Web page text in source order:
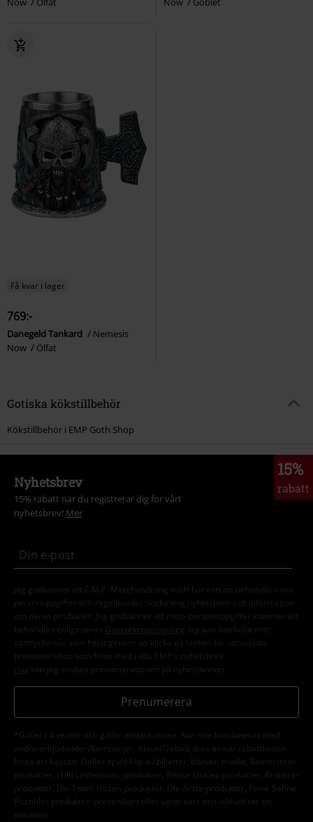
Få kvar i lager
769:-
Danegeld Tankard
Nemesis
Now
Ölfat
Gotiska kökstillbehör
Kökstillbehör i EMP Goth Shop
15%
rabatt
Nyhetsbrev
15% rabatt när du registrerar dig för vårt
nyhetsbrev! Mer
Jag godkänner att E.M.P. Merchandising mbH har rätt att behandla mina
personuppgifter och regelbundet skicka mig nyhetsbrev och information
om deras produkter. Jag godkänner att mina personuppgifter kommer att
behandlas enligt deras
Datasekretesspolicy
. Jag kan återkalla mitt
samtycke när som helst genom att klicka på länken för att avsluta
prenumeration som finns med i alla EMP:s nyhetsbrev.
Här kan jag avsluta prenumerationen på nyhetsbrevet.
Prenumerera
*Gäller i 4 veckor och gäller endast online. Kan inte kombineras med
andra erbjudanden/kampanjer. Aktuell rabatt dras av när rabattkoden
löses in i kassan. Gäller ej vid köp av biljetter, böcker, media, Rammstein-
produkter, (Till) Lindemann,-produkter, Böhse Onklez-produkter, Broilers-
produkter, Die Toten Hosen-produkter, Die Ärzte-produkter, Feine Sahne
Fischfilet-produkter, presentkort eller varor vars pris inkluderar en
donation.